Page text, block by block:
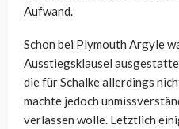
Aufwand.
Schon bei Plymouth Argyle
Ausstiegsklausel
die für Schalke allerdings
machte jedoch
verlassen wolle. Letztlich